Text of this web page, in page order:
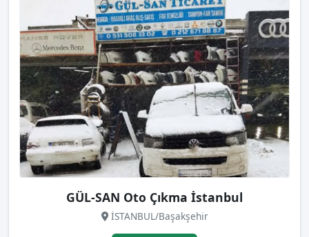
GÜL-SAN Oto Çıkma İstanbul
İSTANBUL/Başakşehir